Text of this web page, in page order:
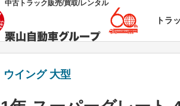
中古トラック販売/買取/レンタル
トラ
ウイング 大型